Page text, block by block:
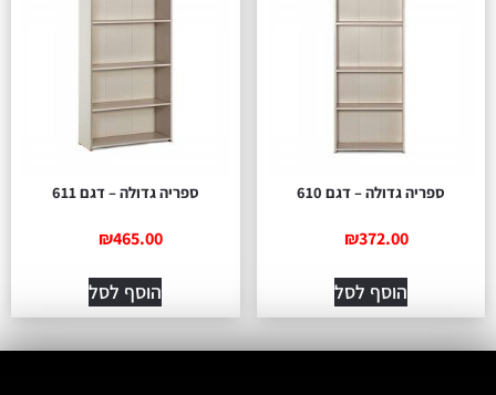
ספריה גדולה – דגם 610
₪372.00
הוסף לסל
ספריה גדולה – דגם 611
₪465.00
הוסף לסל